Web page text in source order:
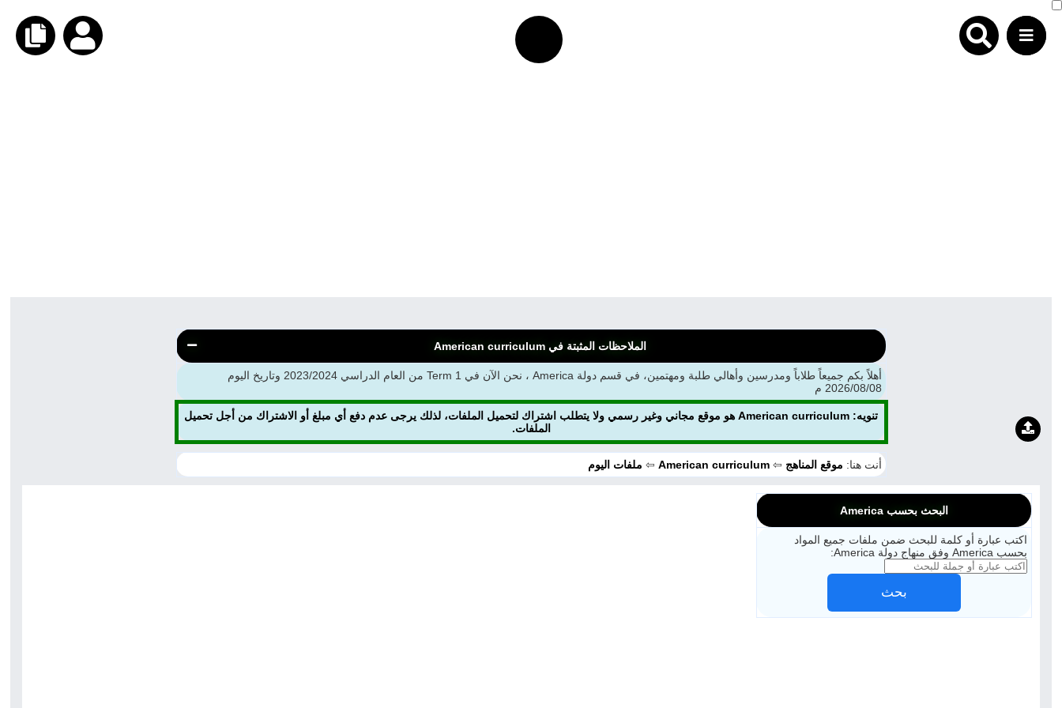
الملاحظات المثبتة في American curriculum
أهلاً بكم جميعاً طلاباً ومدرسين وأهالي طلبة ومهتمين، في قسم دولة America ، نحن الآن في Term 1 من العام الدراسي 2023/2024 وتاريخ اليوم
2026/08/08 م
تنويه: American curriculum هو موقع مجاني وغير رسمي ولا يتطلب اشتراك لتحميل الملفات، لذلك يرجى عدم دفع أي مبلغ أو الاشتراك من أجل تحميل
الملفات.
أنت هنا: موقع المناهج ⇦
American curriculum
⇦ ملفات اليوم
البحث بحسب America
اكتب عبارة أو كلمة للبحث ضمن ملفات جميع المواد
بحسب America وفق منهاج دولة America:
بحث